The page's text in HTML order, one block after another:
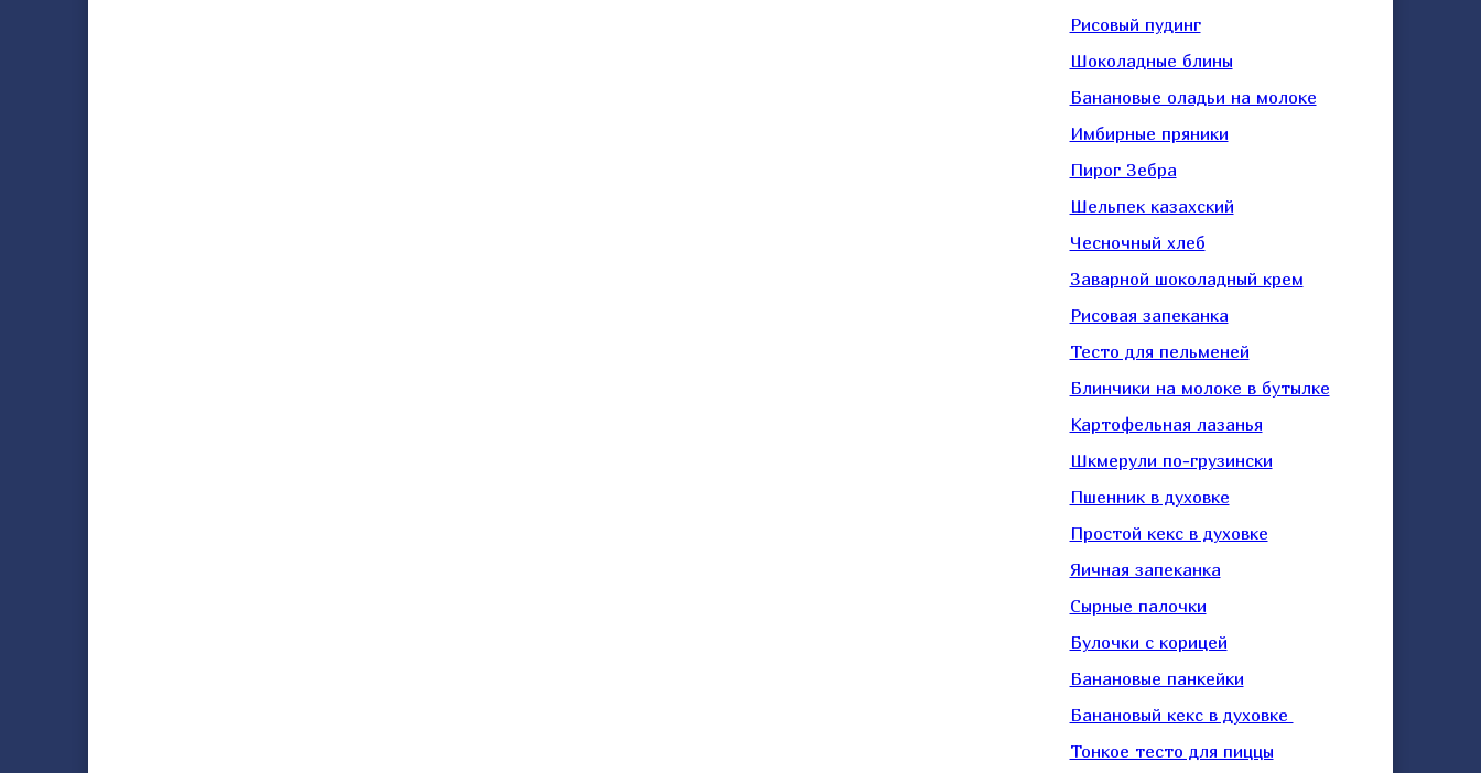
Рисовый пудинг
Шоколадные блины
Банановые оладьи на молоке
Имбирные пряники
Пирог Зебра
Шельпек казахский
Чесночный хлеб
Заварной шоколадный крем
Рисовая запеканка
Тесто для пельменей
Блинчики на молоке в бутылке
Картофельная лазанья
Шкмерули по-грузински
Пшенник в духовке
Простой кекс в духовке
Яичная запеканка
Сырные палочки
Булочки с корицей
Банановые панкейки
Банановый кекс в духовке
Тонкое тесто для пиццы